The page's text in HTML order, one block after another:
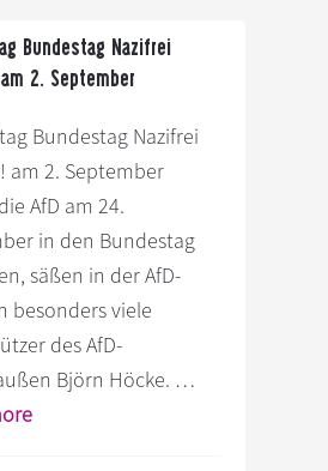
Gefahr
im
Gegen
die
AfD!
Bundestag Nazifrei
2. September
Bundestag Nazifrei
am 2. September
AfD am 24.
in den Bundestag
säßen in der AfD-
besonders viele
des AfD-
Björn Höcke. …
Infos